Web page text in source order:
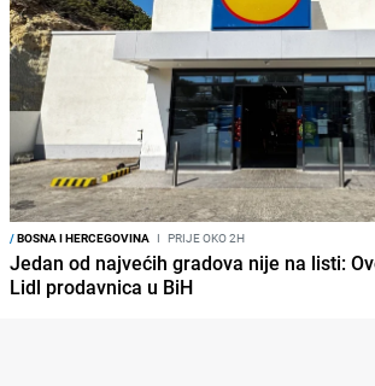
/BOSNA I HERCEGOVINA I PRIJE OKO 2H
Jedan od najvećih gradova nije na listi:
Lidl prodavnica u BiH